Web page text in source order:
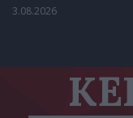
3.08.2026